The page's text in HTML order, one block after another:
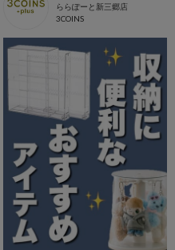
ららぽーと新三郷店
3COINS